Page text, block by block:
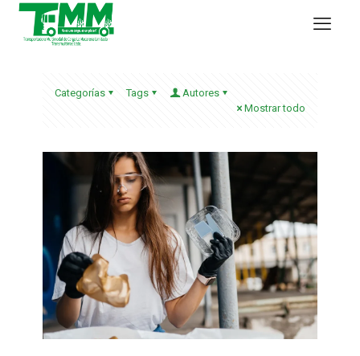
Categorías Tags
Autores
Mostrar todo